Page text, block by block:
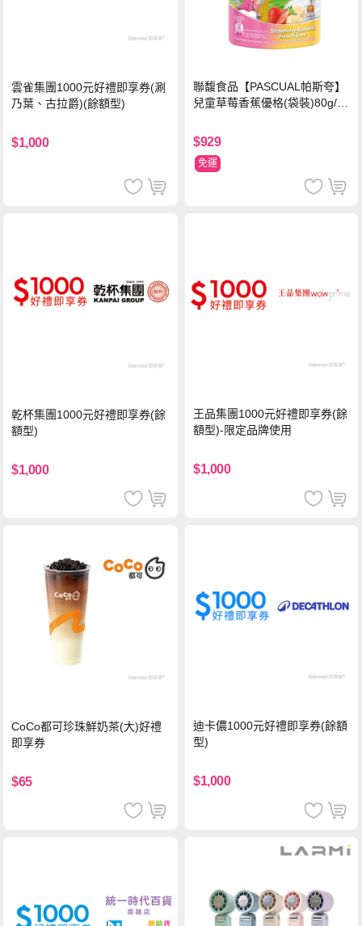
雲雀集團1000元好禮即享券(涮
乃葉、古拉爵)(餘額型)
$1,000
聯馥食品【PASCUAL帕斯夸】
兒童草莓香蕉優格(袋裝)80g/袋
$929
免運
乾杯集團1000元好禮即享券(餘
額型)
$1,000
王品集團1000元好禮即享券(餘
額型)-限定品牌使用
$1,000
CoCo都可珍珠鮮奶茶(大)好禮
即享券
$65
迪卡儂1000元好禮即享券(餘額
型)
$1,000